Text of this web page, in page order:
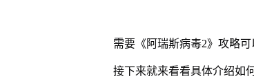
需要《阿瑞斯病毒2》攻略
接下来就来看看具体介绍如